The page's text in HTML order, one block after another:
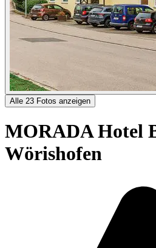
Alle 23 Fotos anzeigen
MORADA Hotel
Wörishofen